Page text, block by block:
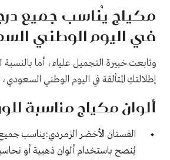
مكياج يُناسب جميع
في اليوم الوطني
وتابعت خبيرة التجميل علياء، أما بالنسبة
إطلالتكِ المتألقة في اليوم الوطني السعودي،
ألوان مكياج مناسبة
الفستان الأخضر الزمردي:يناسب
يُنصح باستخدام ألوان ذهبية أو